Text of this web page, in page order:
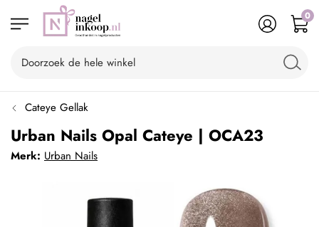
0
Cateye Gellak
Urban Nails Opal Cateye | OCA23
Merk: Urban Nails